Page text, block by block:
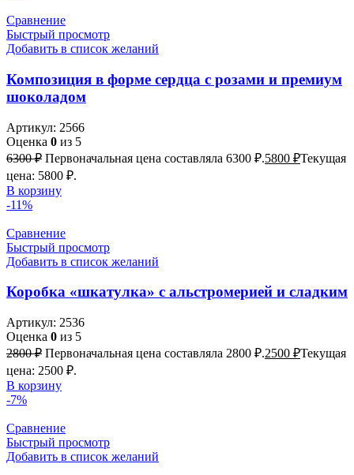
Сравнение
Быстрый просмотр
Добавить в список желаний
Композиция в форме сердца с розами и премиум
шоколадом
Артикул: 2566
Оценка 0 из 5
6300₽ Первоначальная цена составляла 6300 ₽.5800 ₽Текущая
цена: 5800 ₽.
В корзину
-11%
Сравнение
Быстрый просмотр
Добавить в список желаний
Коробка «шкатулка» с альстромерией и сладким
Артикул: 2536
Оценка 0 из 5
2800₽ Первоначальная цена составляла 2800 ₽.2500 ₽Текущая
цена: 2500 ₽.
В корзину
-7%
Сравнение
Быстрый просмотр
Добавить в список желаний